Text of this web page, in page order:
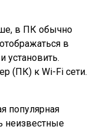
в ПК обычно
в
установить.
(ПК) к Wi-Fi сети.
популярная
неизвестные